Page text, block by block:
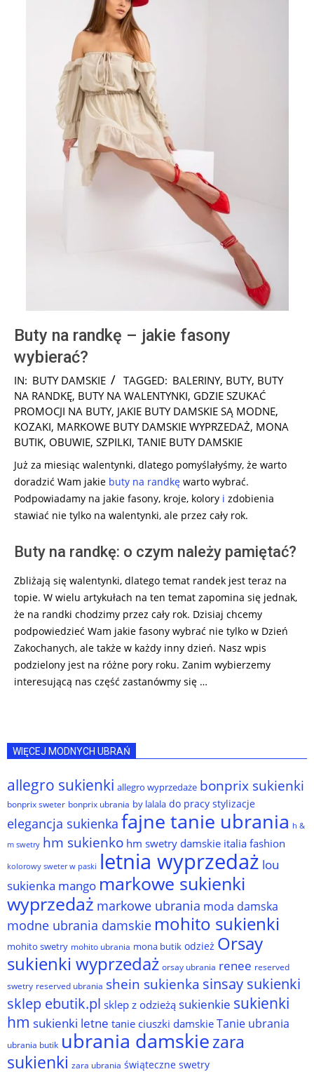
Buty na randkę – jakie fasony
wybierać?
2024-
08-
11
IN: BUTY DAMSKIE TAGGED: BALERINY, BUTY, BUTY
NA RANDKĘ, BUTY NA WALENTYNKI, GDZIE SZUKAĆ
PROMOCJI NA BUTY, JAKIE BUTY DAMSKIE SĄ MODNE,
KOZAKI, MARKOWE BUTY DAMSKIE WYPRZEDAŻ, MONA
BUTIK, OBUWIE, SZPILKI, TANIE BUTY DAMSKIE
Już za miesiąc walentynki, dlatego pomyślałyśmy, że warto
doradzić Wam jakie buty na randkę warto wybrać.
Podpowiadamy na jakie fasony, kroje, kolory i zdobienia
stawiać nie tylko na walentynki, ale przez cały rok.
Buty na randkę: o czym należy pamiętać?
Zbliżają się walentynki, dlatego temat randek jest teraz na
topie. W wielu artykułach na ten temat zapomina się jednak,
że na randki chodzimy przez cały rok. Dzisiaj chcemy
podpowiedzieć Wam jakie fasony wybrać nie tylko w Dzień
Zakochanych, ale także w każdy inny dzień. Nasz wpis
podzielony jest na różne pory roku. Zanim wybierzemy
interesującą nas część zastanówmy się …
WIĘCEJ MODNYCH UBRAŃ
allegro sukienki allegro wyprzedaże bonprix sukienki
bonprix sweter bonprix ubrania by lalala do pracy stylizacje
elegancja sukienka fajne tanie ubrania h &
m swetry hm sukienko hm swetry damskie italia fashion
kolorowy sweter w paski letnia wyprzedaż lou
sukienka mango markowe sukienki
wyprzedaż markowe ubrania moda damska
modne ubrania damskie mohito sukienki
mohito swetry mohito ubrania mona butik odzież Orsay
sukienki wyprzedaż orsay ubrania renee reserved
swetry reserved ubrania shein sukienka sinsay sukienki
sklep ebutik.pl sklep z odzieżą sukienkie sukienki
hm sukienki letne tanie ciuszki damskie Tanie ubrania
ubrania butik ubrania damskiezara
sukienki zara ubrania świąteczne swetry